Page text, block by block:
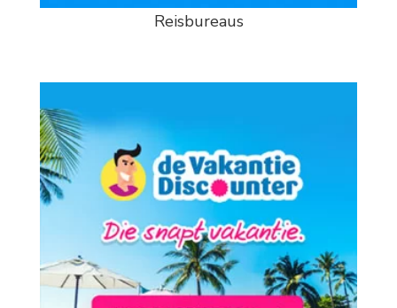
Reisbureaus